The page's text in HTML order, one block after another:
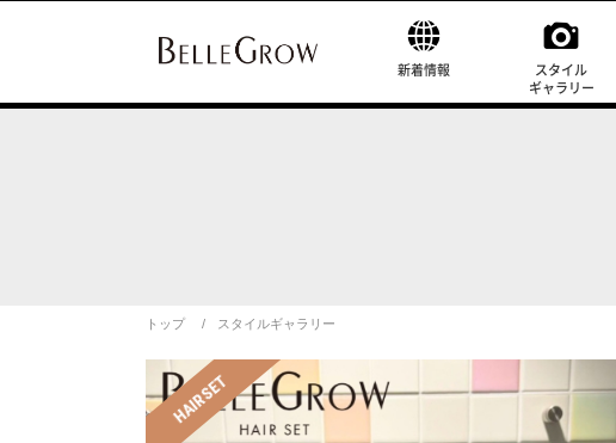
新着情報
スタイル
ギャラリー
トップ スタイルギャラリー
HAIRSET